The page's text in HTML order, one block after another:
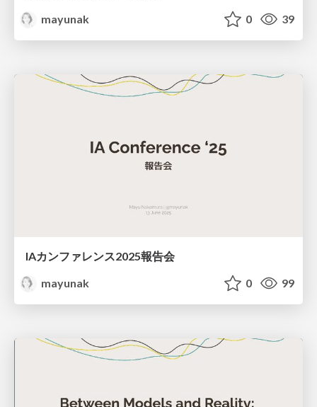
mayunak
0 39
IAカンファレンス2025報告会
mayunak
0 99